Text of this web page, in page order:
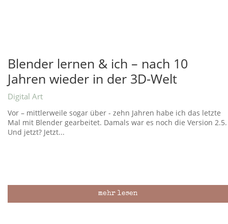
Blender lernen & ich – nach 10
Jahren wieder in der 3D-Welt
Digital Art
Vor – mittlerweile sogar über - zehn Jahren habe ich das letzte
Mal mit Blender gearbeitet. Damals war es noch die Version 2.5.
Und jetzt? Jetzt...
mehr lesen